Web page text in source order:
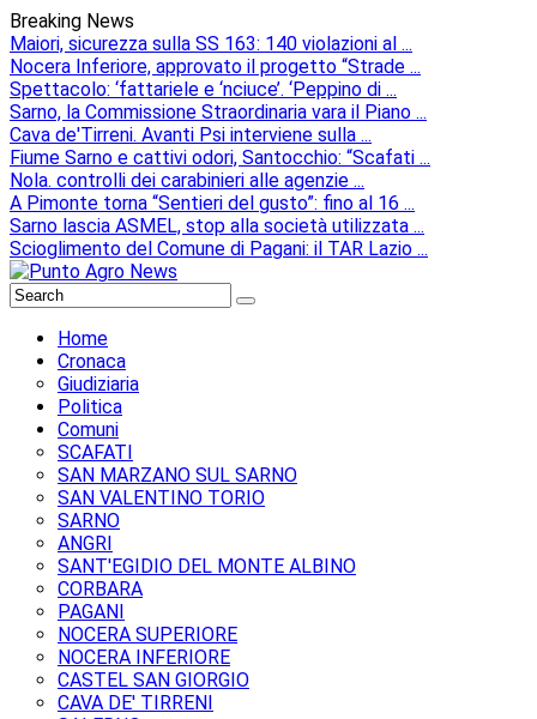
Breaking News
Maiori, sicurezza sulla SS 163: 140 violazioni al ...
Nocera Inferiore, approvato il progetto “Strade ...
Spettacolo: ‘fattariele e ‘nciuce’. ‘Peppino di ...
Sarno, la Commissione Straordinaria vara il Piano ...
Cava de'Tirreni. Avanti Psi interviene sulla ...
Fiume Sarno e cattivi odori, Santocchio: “Scafati ...
Nola. controlli dei carabinieri alle agenzie ...
A Pimonte torna “Sentieri del gusto”: fino al 16 ...
Sarno lascia ASMEL, stop alla società utilizzata ...
Scioglimento del Comune di Pagani: il TAR Lazio ...
Home
Cronaca
Giudiziaria
Politica
Comuni
SCAFATI
SAN MARZANO SUL SARNO
SAN VALENTINO TORIO
SARNO
ANGRI
SANT'EGIDIO DEL MONTE ALBINO
CORBARA
PAGANI
NOCERA SUPERIORE
NOCERA INFERIORE
CASTEL SAN GIORGIO
CAVA DE' TIRRENI